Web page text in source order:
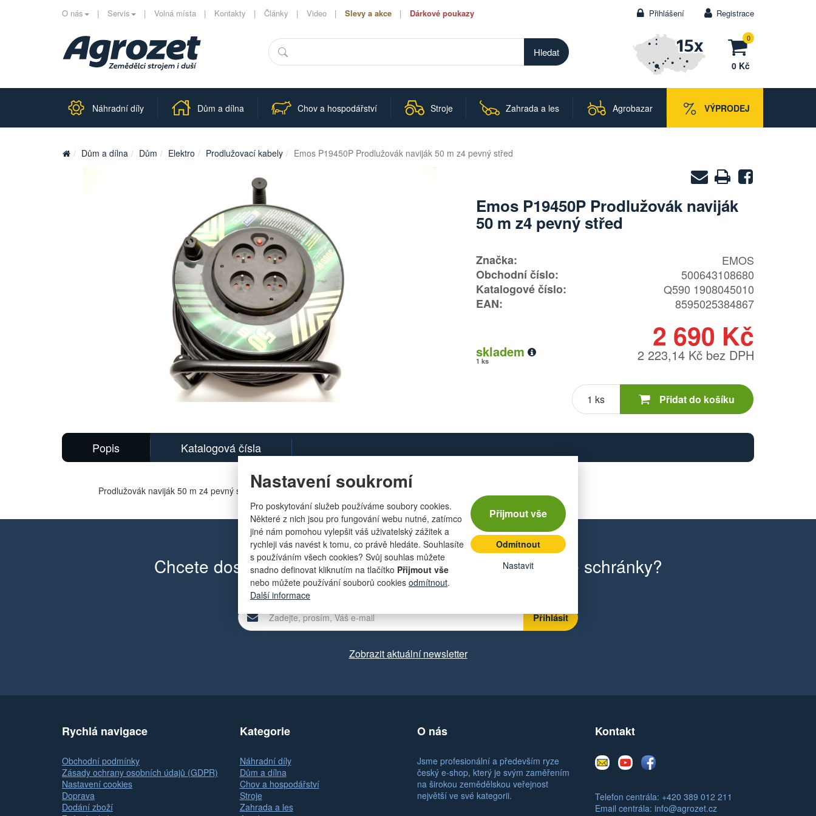
Nastavení soukromí
Pro poskytování služeb používáme soubory cookies.
Některé z nich jsou pro fungování webu nutné, zatímco
jiné nám pomohou vylepšit váš uživatelský zážitek a
rychleji vás navést k tomu, co právě hledáte. Souhlasíte
s používáním všech cookies? Svůj souhlas můžete
snadno definovat kliknutím na tlačítko Přijmout vše
nebo můžete používání souborů cookies odmítnout.
Další informace
Přijmout vše
Odmítnout
Nastavit
O nás Servis Volná místa Kontakty Články Video Slevy a akce Dárkové poukazy Přihlášení Registrace
Hledat 0
0 Kč
Náhradní díly Dům a dílna Chov a hospodářství Stroje Zahrada a les Agrobazar VÝPRODEJ
Dům a dílna Dům Elektro Prodlužovací kabely Emos P19450P Prodlužovák naviják 50 m z4 pevný střed
Zaslat
na
e-
Vytisknout
Emos P19450P Prodlužovák naviják
50 m z4 pevný střed
Značka:
EMOS
Obchodní číslo:
500643108680
Katalogové číslo:
Q590 1908045010
EAN:
8595025384867
2 690 Kč
skladem
1 ks 2 223,14 Kč bez DPH
Počet
Přidat do košíku
Popis Katalogová čísla
Prodlužovák naviják 50 m z4 pevný střed
Chcete dostávat lákavé nabídky přímo do své e-mailové schránky?
Zobrazit aktuální newsletter
Rychlá navigace
Obchodní podmínky
Zásady ochrany osobních údajů (GDPR)
Nastavení cookies
Doprava
Dodání zboží
Kategorie
Náhradní díly
Dům a dílna
Chov a hospodářství
Stroje
Zahrada a les
O nás
Jsme profesionální a především ryze
český e-shop, který je svým zaměřením
na širokou zemědělskou veřejnost
největší ve své kategorii.
Kontakt
E-
mail
YoutubeFacebook
Telefon centrála: +420 389 012 211
Email centrála: info@agrozet.cz